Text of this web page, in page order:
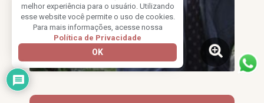
melhor experiência para o usuário. Utilizando
esse website você permite o uso de cookies.
Para mais informações, acesse nossa
Política de Privacidade
OK